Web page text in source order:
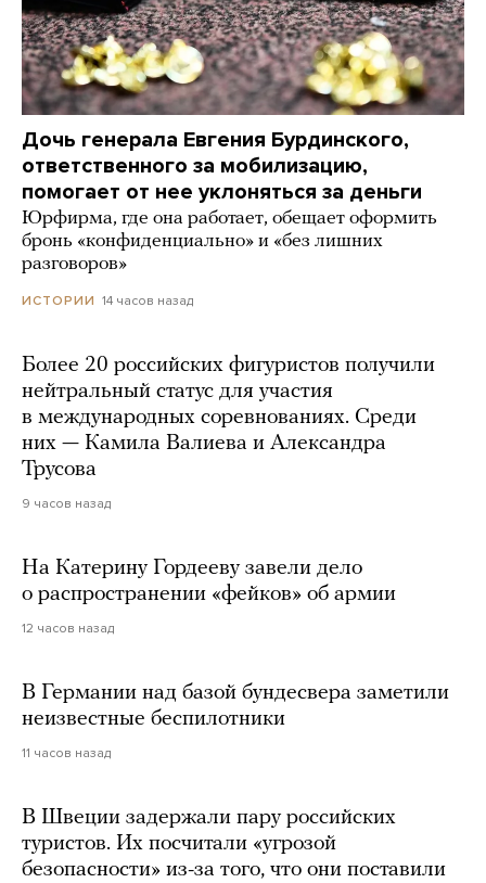
Дочь генерала Евгения Бурдинского,
ответственного за мобилизацию,
помогает от нее уклоняться за деньги
Юрфирма, где она работает, обещает оформить
бронь «конфиденциально» и «без лишних
разговоров»
ИСТОРИИ 14 часов назад
Более 20 российских фигуристов получили
нейтральный статус для участия
в международных соревнованиях. Среди
них — Камила Валиева и Александра
Трусова
9 часов назад
На Катерину Гордееву завели дело
о распространении «фейков» об армии
12 часов назад
В Германии над базой бундесвера заметили
неизвестные беспилотники
11 часов назад
В Швеции задержали пару российских
туристов. Их посчитали «угрозой
безопасности» из-за того, что они поставили